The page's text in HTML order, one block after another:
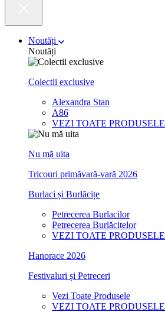
Noutăți
Noutăți
Colectii exclusive
Alexandra Stan
A86
VEZI TOATE PRODUSELE
Nu mă uita
Tricouri primăvară-vară 2026
Burlaci și Burlăcițe
Petrecerea Burlacilor
Petrecerea Burlăcițelor
VEZI TOATE PRODUSELE
Hanorace 2026
Festivaluri și Petreceri
Vezi Toate Produsele
VEZI TOATE PRODUSELE